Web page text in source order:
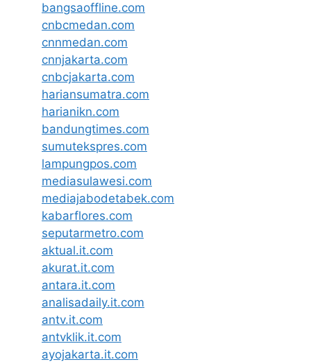
bangsaoffline.com
cnbcmedan.com
cnnmedan.com
cnnjakarta.com
cnbcjakarta.com
hariansumatra.com
harianikn.com
bandungtimes.com
sumutekspres.com
lampungpos.com
mediasulawesi.com
mediajabodetabek.com
kabarflores.com
seputarmetro.com
aktual.it.com
akurat.it.com
antara.it.com
analisadaily.it.com
antv.it.com
antvklik.it.com
ayojakarta.it.com